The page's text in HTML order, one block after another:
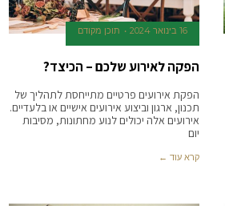
16 בינואר 2024 תוכן מקודם
הפקה לאירוע שלכם – הכיצד?
הפקת אירועים פרטיים מתייחסת לתהליך של
תכנון, ארגון וביצוע אירועים אישיים או בלעדיים.
אירועים אלה יכולים לנוע מחתונות, מסיבות
יום
קרא עוד ←